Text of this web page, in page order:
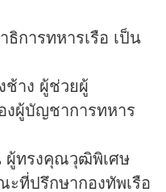
การทหารเรือ เป็น
าง ผู้ช่วยผู้
งผู้บัญชาการทหาร
ผู้ทรงคุณวุฒิพิเศษ
ะที่ปรึกษากองทัพเรือ